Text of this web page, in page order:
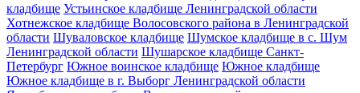
кладбище Устьинское кладбище Ленинградской области
Хотнежское кладбище Волосовского района в Ленинградской
области Шуваловское кладбище Шумское кладбище в с. Шум
Ленинградской области Шушарское кладбище Санкт-
Петербург Южное воинское кладбище Южное кладбище
Южное кладбище в г. Выборг Ленинградской области